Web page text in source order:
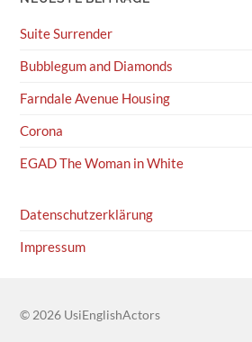
Suite Surrender
Bubblegum and Diamonds
Farndale Avenue Housing
Corona
EGAD The Woman in White
Datenschutzerklärung
Impressum
© 2026 UsiEnglishActors